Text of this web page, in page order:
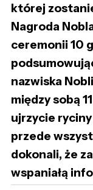
której
Nagroda
ceremonii 10
nazwiska
między sobą
ujrzycie
przede
dokonali, że
wspaniałą